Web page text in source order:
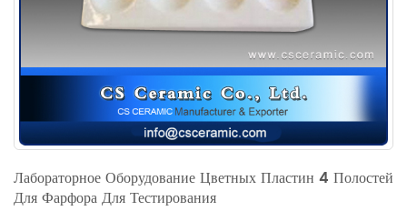
Лабораторное Оборудование Цветных Пластин 4 Полостей
Для Фарфора Для Тестирования